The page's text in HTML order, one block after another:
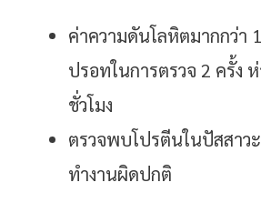
ค่าความดันโลหิตมากกว่า
ปรอทในการตรวจ 2 ครั้ง
ชั่วโมง
ตรวจพบโปรตีนในปัสสาว
ทำงานผิดปกติ